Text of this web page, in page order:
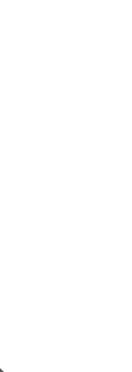
o Aprova
(Edital